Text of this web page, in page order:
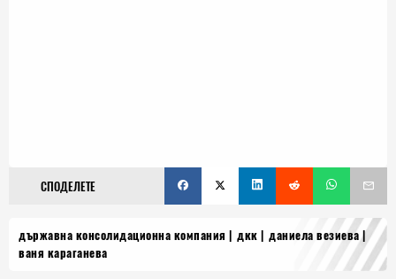
СПОДЕЛЕТЕ
държавна консолидационна компания дкк
даниела везиева
ваня караганева